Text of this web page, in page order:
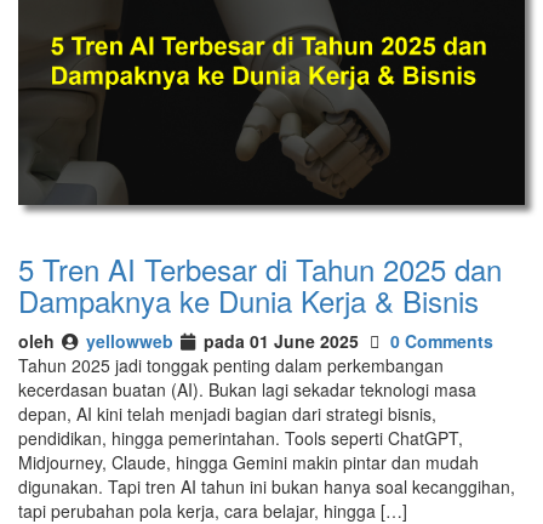
5 Tren AI Terbesar di Tahun 2025 dan
Dampaknya ke Dunia Kerja & Bisnis
oleh yellowweb pada 01 June 2025
0 Comments
Tahun 2025 jadi tonggak penting dalam perkembangan
kecerdasan buatan (AI). Bukan lagi sekadar teknologi masa
depan, AI kini telah menjadi bagian dari strategi bisnis,
pendidikan, hingga pemerintahan. Tools seperti ChatGPT,
Midjourney, Claude, hingga Gemini makin pintar dan mudah
digunakan. Tapi tren AI tahun ini bukan hanya soal kecanggihan,
tapi perubahan pola kerja, cara belajar, hingga […]